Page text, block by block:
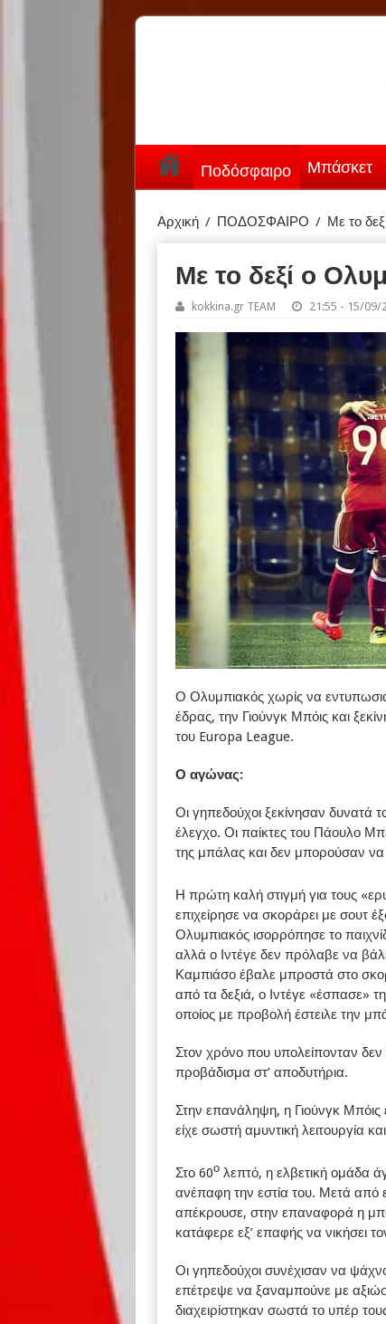
Ποδόσφαιρο Μπάσκετ
Αρχική / ΠΟΔΟΣΦΑΙΡΟ / Με το
Με το δεξί ο
kokkina.gr TEAM 21:55 - 15/09/
Ο Ολυμπιακός χωρίς να
έδρας, την Γιούνγκ Μπόις και
του Europa League.
Ο αγώνας:
Οι γηπεδούχοι ξεκίνησαν δυνατά
έλεγχο. Οι παίκτες του Πάουλο
της μπάλας και δεν μπορούσαν να
Η πρώτη καλή στιγμή για τους
επιχείρησε να σκοράρει με σουτ
Ολυμπιακός ισορρόπησε το
αλλά ο Ιντέγε δεν πρόλαβε να
Καμπιάσο έβαλε μπροστά στο
από τα δεξιά, ο Ιντέγε «έσπασε»
οποίος με προβολή έστειλε την
Στον χρόνο που υπολείπονταν δεν
προβάδισμα στ’ αποδυτήρια.
Στην επανάληψη, η Γιούνγκ
είχε σωστή αμυντική λειτουργία
Στο 60ολεπτό, η ελβετική ομάδα
ανέπαφη την εστία του. Μετά από
απέκρουσε, στην επαναφορά η
κατάφερε εξ’ επαφής να νικήσει
Οι γηπεδούχοι συνέχισαν να
επέτρεψε να ξαναμπούνε με
διαχειρίστηκαν σωστά το υπέρ